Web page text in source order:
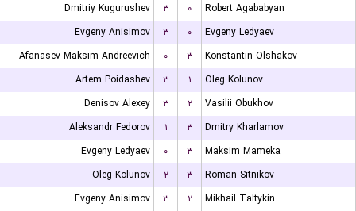
Dmitriy Kugurushev
۳ ۰
Robert Agababyan
Evgeny Anisimov
۳ ۰
Evgeny Ledyaev
Afanasev Maksim Andreevich
۰ ۳
Konstantin Olshakov
Artem Poidashev
۳ ۱
Oleg Kolunov
Denisov Alexey
۳ ۲
Vasilii Obukhov
Aleksandr Fedorov
۱ ۳
Dmitry Kharlamov
Evgeny Ledyaev
۰ ۳
Maksim Mameka
Oleg Kolunov
۲ ۳
Roman Sitnikov
Evgeny Anisimov
۳ ۲
Mikhail Taltykin